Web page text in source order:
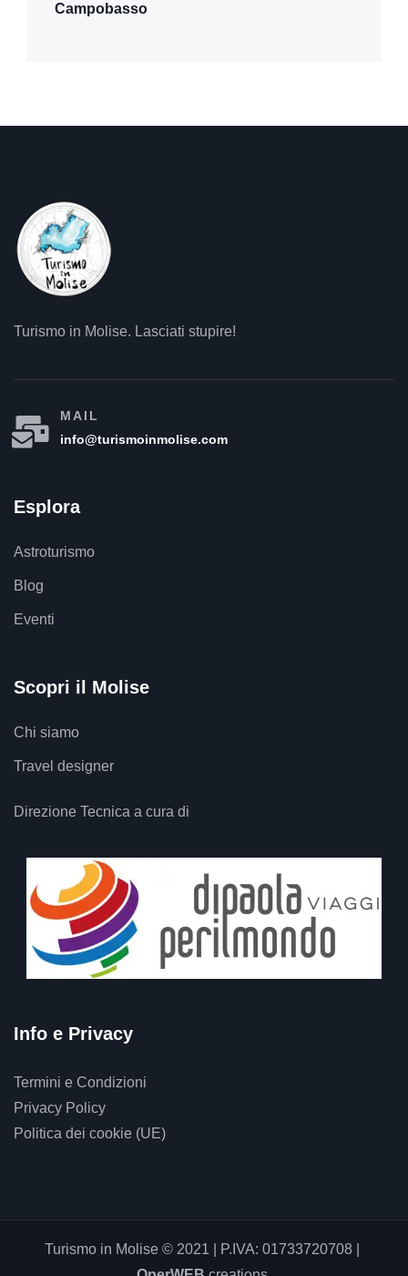
Campobasso
Turismo in Molise. Lasciati stupire!
MAIL
info@turismoinmolise.com
Esplora
Astroturismo
Blog
Eventi
Scopri il Molise
Chi siamo
Travel designer
Direzione Tecnica a cura di
Info e Privacy
Termini e Condizioni
Privacy Policy
Politica dei cookie (UE)
Turismo in Molise © 2021 | P.IVA: 01733720708 |